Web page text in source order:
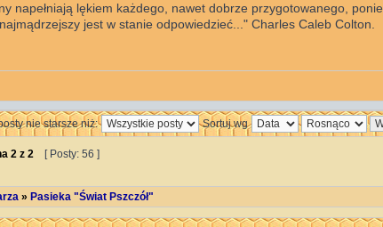
napełniają lękiem każdego, nawet dobrze przygotowanego,
jest w stanie odpowiedzieć..." Charles Caleb Colton.
nie starsze niż: Sortuj wg
2 z 2 [ Posty: 56 ]
» Pasieka "Świat Pszczół"